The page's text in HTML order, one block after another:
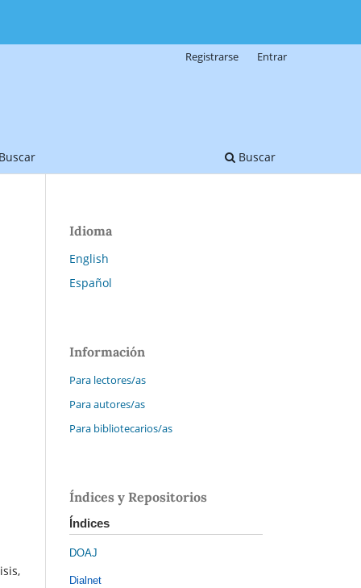
Buscar Buscar
Registrarse Entrar
Idioma
English
Español
Información
Para lectores/as
Para autores/as
Para bibliotecarios/as
Índices y Repositorios
Índices
DOAJ
Dialnet